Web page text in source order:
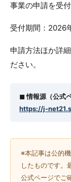
事業の申請を受付
受付期間：2026
申請方法ほか詳
ださい。
◼︎ 情報源（公式ペ
https://j-
※本記事は公的
したものです。
公式ページでご